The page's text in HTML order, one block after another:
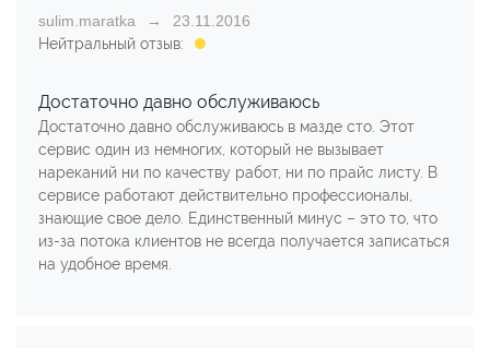
sulim.maratka
23.11.2016
Нейтральный отзыв:
Достаточно давно обслуживаюсь
Достаточно давно обслуживаюсь в мазде сто. Этот
сервис один из немногих, который не вызывает
нареканий ни по качеству работ, ни по прайс листу. В
сервисе работают действительно профессионалы,
знающие свое дело. Единственный минус – это то, что
из-за потока клиентов не всегда получается записаться
на удобное время.